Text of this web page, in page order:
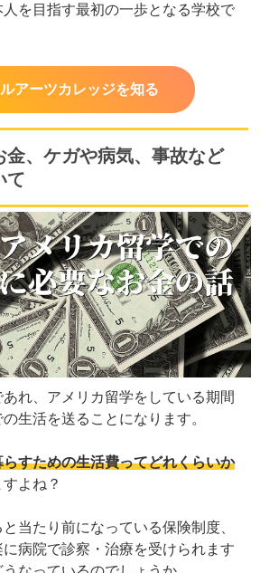
を目指す最初の一歩となる学校で
アーツカレッジを知る
金、ケガや病気、事故など
て
れ、アメリカ留学をしている期間
生活を送ることになります。
すための生活費ってどれくらいか
よね？
当たり前になっている保険制度、
病院で診察・治療を受けられます